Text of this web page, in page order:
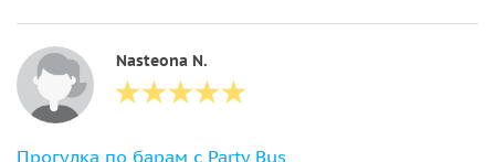
Nasteona N.
Прогулка по барам с Party Bus